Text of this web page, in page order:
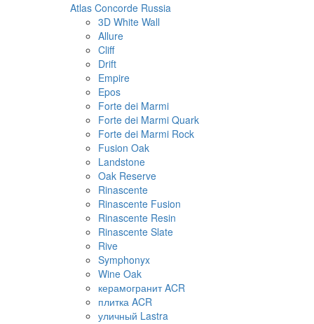
Atlas Concorde Russia
3D White Wall
Allure
Cliff
Drift
Empire
Epos
Forte dei Marmi
Forte dei Marmi Quark
Forte dei Marmi Rock
Fusion Oak
Landstone
Oak Reserve
Rinascente
Rinascente Fusion
Rinascente Resin
Rinascente Slate
Rive
Symphonyx
Wine Oak
керамогранит ACR
плитка ACR
уличный Lastra